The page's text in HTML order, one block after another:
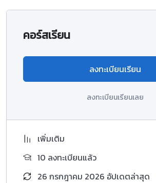
คอร์สเรียน
ลงทะเบียนเรียน
ลงทะเบียนเรียนเลย
เพิ่มเติม
10 ลงทะเบียนแล้ว
26 กรกฎาคม 2026 อัปเดตล่าสุด